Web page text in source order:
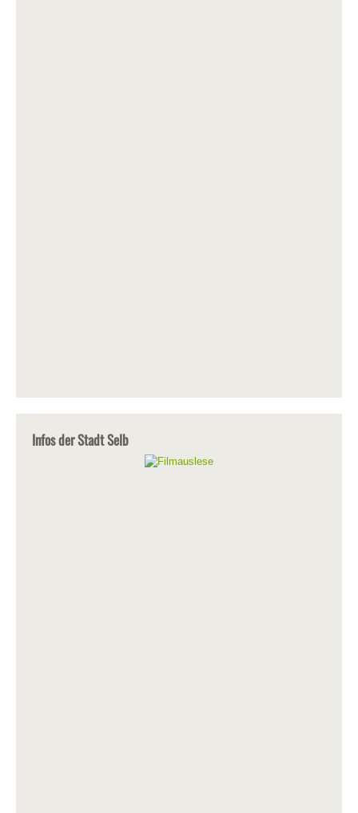
Infos der Stadt Selb